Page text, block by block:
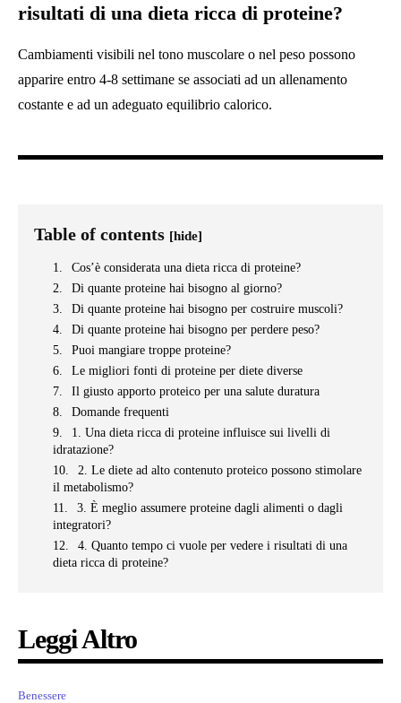
risultati di una dieta ricca di proteine?
Cambiamenti visibili nel tono muscolare o nel peso possono
apparire entro 4-8 settimane se associati ad un allenamento
costante e ad un adeguato equilibrio calorico.
Table of contents [hide]
Cos’è considerata una dieta ricca di proteine?
Di quante proteine ​​hai bisogno al giorno?
Di quante proteine ​​hai bisogno per costruire muscoli?
Di quante proteine ​​hai bisogno per perdere peso?
Puoi mangiare troppe proteine?
Le migliori fonti di proteine ​​per diete diverse
Il giusto apporto proteico per una salute duratura
Domande frequenti
1. Una dieta ricca di proteine ​​influisce sui livelli di
idratazione?
2. Le diete ad alto contenuto proteico possono stimolare
il metabolismo?
3. È meglio assumere proteine ​​dagli alimenti o dagli
integratori?
4. Quanto tempo ci vuole per vedere i risultati di una
dieta ricca di proteine?
Leggi Altro
Benessere